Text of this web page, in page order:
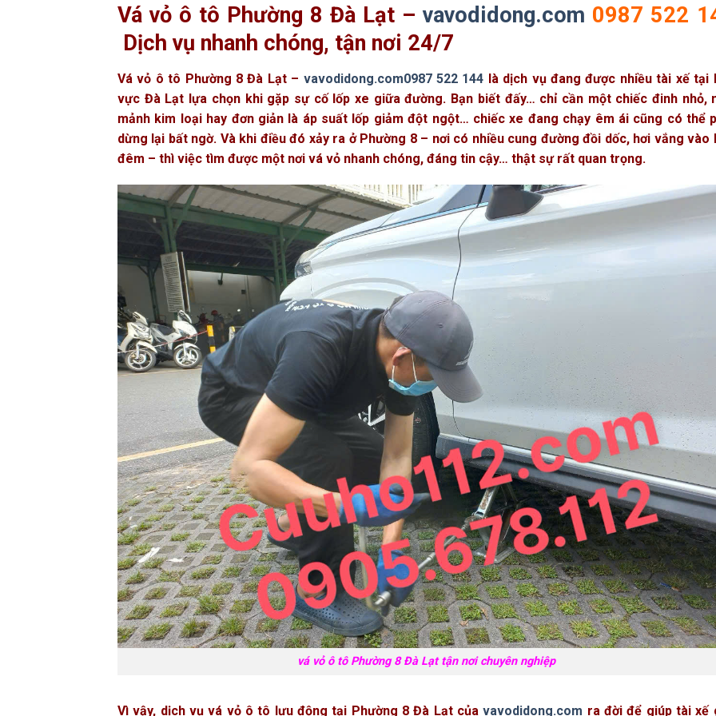
Vá vỏ ô tô Phường 8 Đà Lạt –vavodidong.com 0987 522
Dịch vụ nhanh chóng, tận nơi 24/7
Vá vỏ ô tô Phường 8 Đà Lạt – vavodidong.com0987 522 144 là dịch vụ đang được nhiều tài xế tại
vực Đà Lạt lựa chọn khi gặp sự cố lốp xe giữa đường. Bạn biết đấy… chỉ cần một chiếc đinh nhỏ,
mảnh kim loại hay đơn giản là áp suất lốp giảm đột ngột… chiếc xe đang chạy êm ái cũng có thể
dừng lại bất ngờ. Và khi điều đó xảy ra ở Phường 8 – nơi có nhiều cung đường đồi dốc, hơi vắng vào
đêm – thì việc tìm được một nơi vá vỏ nhanh chóng, đáng tin cậy… thật sự rất quan trọng.
vá vỏ ô tô Phường 8 Đà Lạt tận nơi chuyên nghiệp
Vì vậy, dịch vụ vá vỏ ô tô lưu động tại Phường 8 Đà Lạt củavavodidong.com ra đời để giúp tài xế